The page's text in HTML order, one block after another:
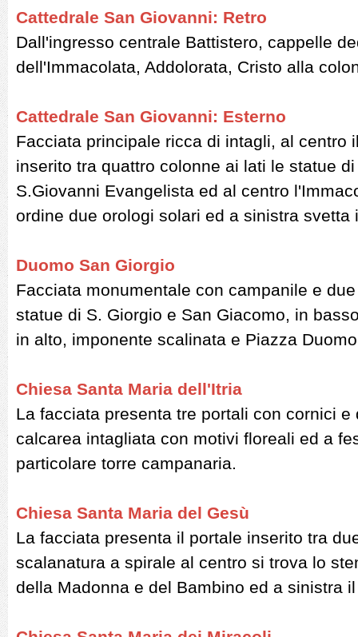
Cattedrale San Giovanni: Retro
Dall'ingresso centrale Battistero, cappelle
dell'Immacolata, Addolorata, Cristo alla
Cattedrale San Giovanni: Esterno
Facciata principale ricca di intagli, al centro
inserito tra quattro colonne ai lati le statue
S.Giovanni Evangelista ed al centro
ordine due orologi solari ed a sinistra svetta
Duomo San Giorgio
Facciata monumentale con campanile e
statue di S. Giorgio e San Giacomo, in
in alto, imponente scalinata e Piazza
Chiesa Santa Maria dell'Itria
La facciata presenta tre portali con cornici
calcarea intagliata con motivi floreali ed a
particolare torre campanaria.
Chiesa Santa Maria del Gesù
La facciata presenta il portale inserito tra
scalanatura a spirale al centro si trova lo
della Madonna e del Bambino ed a sinistra